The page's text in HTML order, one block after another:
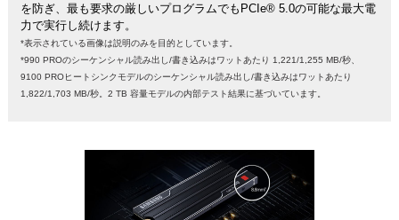
を防ぎ、最も要求の厳しいプログラムでもPCIe® 5.0の可能な最大電
力で実行し続けます。
*表示されている画像は説明のみを目的としています。
*990 PROのシーケンシャル読み出し/書き込みはワットあたり 1,221/1,255 MB/秒、
9100 PROヒートシンクモデルのシーケンシャル読み出し/書き込みはワットあたり
1,822/1,703 MB/秒。2 TB 容量モデルの内部テスト結果に基づいています。